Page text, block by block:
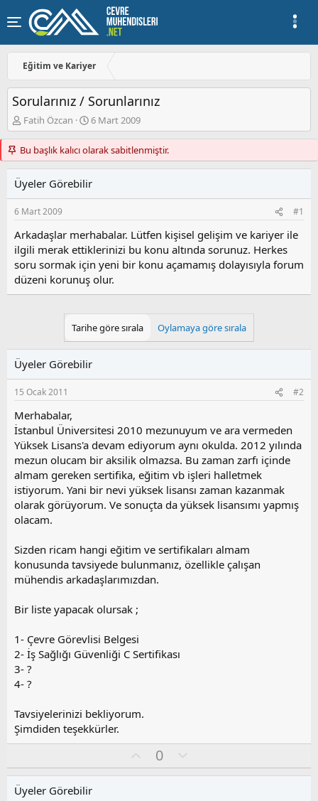
Eğitim ve Kariyer
Sorularınız / Sorunlarınız
K
o
n
u
y
u
b
a
ş
l
a
t
a
n
Fatih Özcan
B
a
l
a
n
g
ç
t
a
r
i
h
i
6 Mart 2009
Bu başlık kalıcı olarak sabitlenmiştir.
Üyeler Görebilir
6 Mart 2009 #1
Arkadaşlar merhabalar. Lütfen kişisel gelişim ve kariyer ile
ilgili merak ettiklerinizi bu konu altında sorunuz. Herkes
soru sormak için yeni bir konu açamamış dolayısıyla forum
düzeni korunuş olur.
Tarihe göre sırala Oylamaya göre sırala
Üyeler Görebilir
15 Ocak 2011 #2
Merhabalar,
İstanbul Üniversitesi 2010 mezunuyum ve ara vermeden
Yüksek Lisans'a devam ediyorum aynı okulda. 2012 yılında
mezun olucam bir aksilik olmazsa. Bu zaman zarfı içinde
almam gereken sertifika, eğitim vb işleri halletmek
istiyorum. Yani bir nevi yüksek lisansı zaman kazanmak
olarak görüyorum. Ve sonuçta da yüksek lisansımı yapmış
olacam.
Sizden ricam hangi eğitim ve sertifikaları almam
konusunda tavsiyede bulunmanız, özellikle çalışan
mühendis arkadaşlarımızdan.
Bir liste yapacak olursak ;
1- Çevre Görevlisi Belgesi
2- İş Sağlığı Güvenliği C Sertifikası
3- ?
4- ?
Tavsiyelerinizi bekliyorum.
Şimdiden teşekkürler.
y
0
l
Üyeler Görebilir